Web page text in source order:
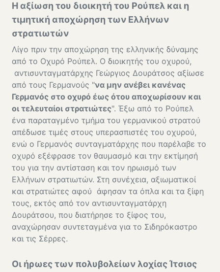
Η αξίωση του διοικητή του Ρούπελ και η
τιμητική αποχώρηση των Ελλήνων
στρατιωτών
Λίγο πριν την αποχώρηση της ελληνικής δύναμης
από το Οχυρό Ρούπελ. Ο διοικητής του οχυρού,
αντισυνταγματάρχης Γεώργιος Δουράτσος αξίωσε
από τους Γερμανούς "να μην ανέβει κανένας
Γερμανός στο οχυρό έως ότου αποχωρίσουν και
οι τελευταίοι στρατιώτες". Έξω από το Ρούπελ
ένα παραταγμένο τμήμα του γερμανικού στρατού
απέδωσε τιμές στους υπερασπιστές του οχυρού,
ενώ ο Γερμανός συνταγματάρχης που παρέλαβε το
οχυρό εξέφρασε τον θαυμασμό και την εκτίμησή
του για την αντίσταση και τον ηρωισμό των
Ελλήνων στρατιωτών. Στη συνέχεια, αξιωματικοί
και στρατιώτες αφού άφησαν τα όπλα και τα ξίφη
τους, εκτός από τον αντισυνταγματάρχη
Δουράτσου, που διατήρησε το ξίφος του,
αναχώρησαν συντεταγμένα για το Σιδηρόκαστρο
και τις Σέρρες.
Οι ήρωες των πολυβολείων λοχίας Ίτσιος